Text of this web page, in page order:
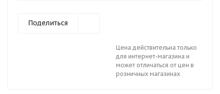
Поделиться
Цена действительна только
для интернет-магазина и
может отличаться от цен в
розничных магазинах